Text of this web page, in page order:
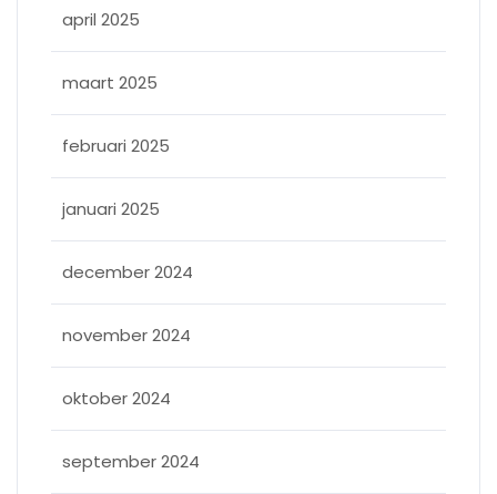
april 2025
maart 2025
februari 2025
januari 2025
december 2024
november 2024
oktober 2024
september 2024